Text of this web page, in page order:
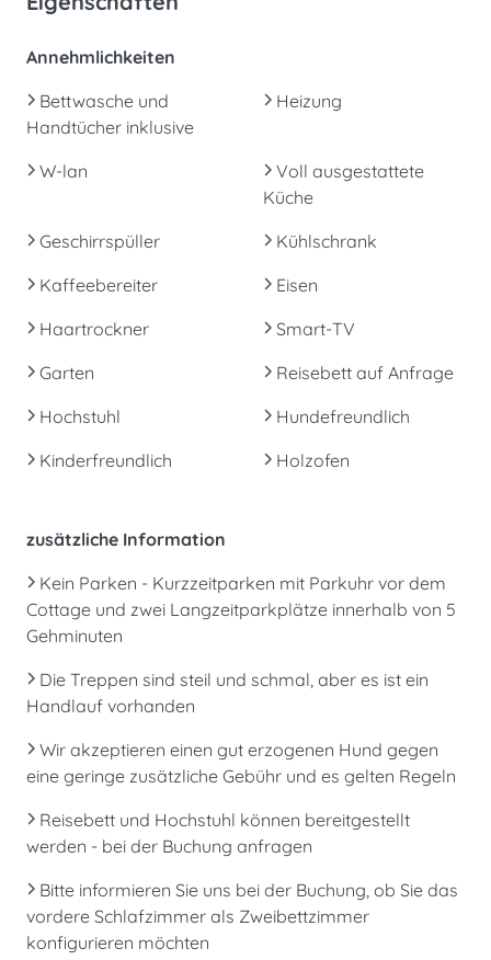
Annehmlichkeiten
Bettwasche und
Handtücher inklusive
Heizung
W-lan
Voll ausgestattete
Küche
Geschirrspüller
Kühlschrank
Kaffeebereiter
Eisen
Haartrockner
Smart-TV
Garten
Reisebett auf Anfrage
Hochstuhl
Hundefreundlich
Kinderfreundlich
Holzofen
zusätzliche Information
Kein Parken - Kurzzeitparken mit Parkuhr vor dem
Cottage und zwei Langzeitparkplätze innerhalb von 5
Gehminuten
Die Treppen sind steil und schmal, aber es ist ein
Handlauf vorhanden
Wir akzeptieren einen gut erzogenen Hund gegen
eine geringe zusätzliche Gebühr und es gelten Regeln
Reisebett und Hochstuhl können bereitgestellt
werden - bei der Buchung anfragen
Bitte informieren Sie uns bei der Buchung, ob Sie das
vordere Schlafzimmer als Zweibettzimmer
konfigurieren möchten